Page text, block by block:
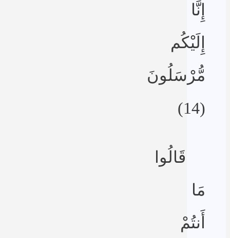
إِنَّا
إِلَيْكُم
مُّرْسَلُونَ
(14)
قَالُوا
مَا
أَنتُمْ